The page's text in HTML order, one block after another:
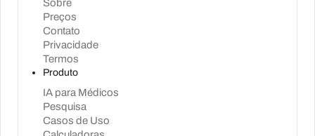
Sobre
Preços
Contato
Privacidade
Termos
Produto
IA para Médicos
Pesquisa
Casos de Uso